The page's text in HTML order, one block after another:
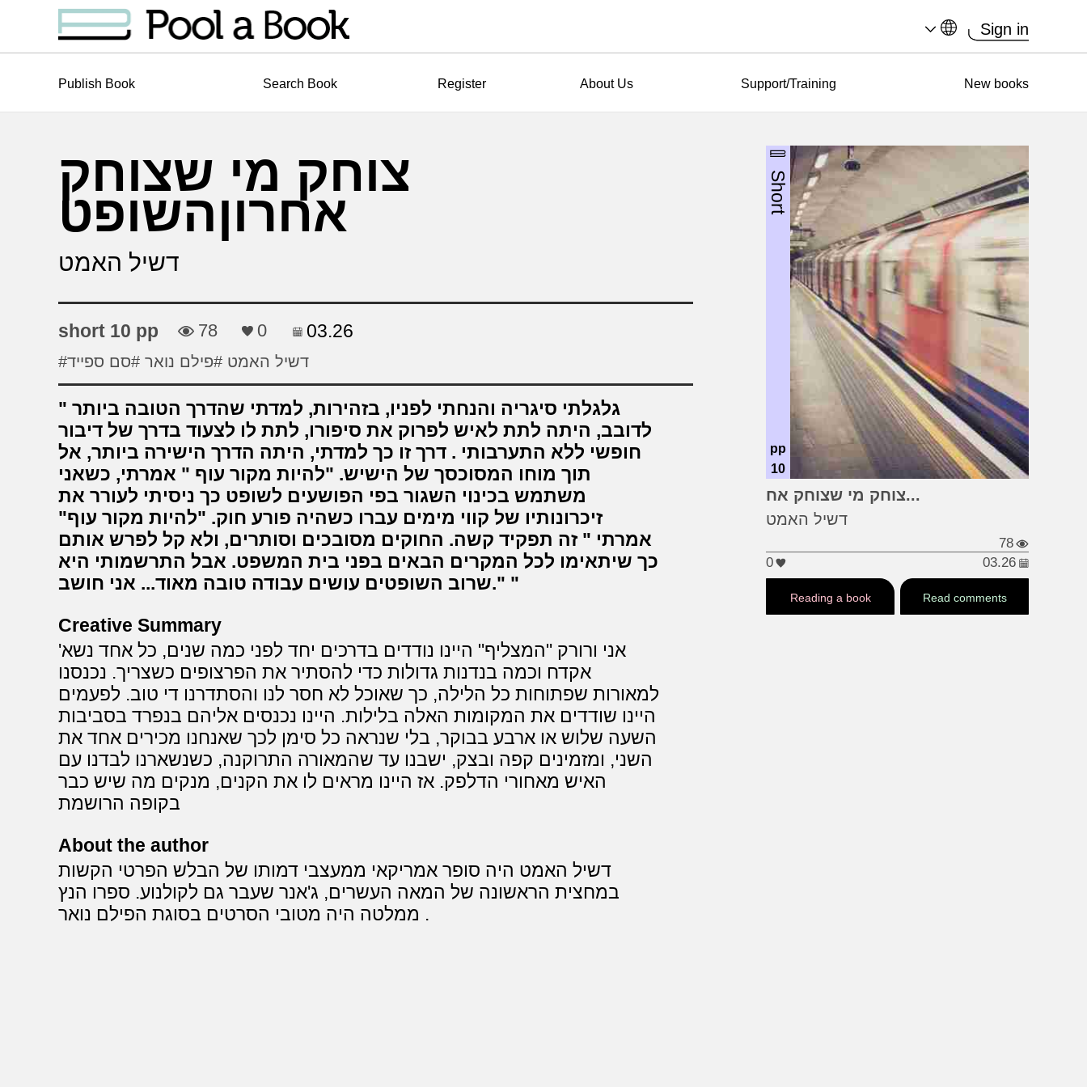
Sign in
Publish Book Search Book Register About Us Support/Training New books
צוחק מי שצוחק
אחרוןהשופט
דשיל האמט
short 10 pp 78 0 03.26
#דשיל האמט #פילם נואר #סם ספייד
לדובב, היתה לתת לאיש לפרוק את סיפורו, לתת לו לצעוד בדרך של דיבור
חופשי ללא התערבותי . דרך זו כך למדתי, היתה הדרך הישירה ביותר, אל
תוך מוחו המסוכסך של הישיש. "להיות מקור עוף " אמרתי, כשאני
משתמש בכינוי השגור בפי הפושעים לשופט כך ניסיתי לעורר את
זיכרונותיו של קווי מימים עברו כשהיה פורע חוק. "להיות מקור עוף"
אמרתי " זה תפקיד קשה. החוקים מסובכים וסותרים, ולא קל לפרש אותם
כך שיתאימו לכל המקרים הבאים בפני בית המשפט. אבל התרשמותי היא
שרוב השופטים עושים עבודה טובה מאוד... אני חושב."
Creative Summary
'אני ורורק "המצליף" היינו נודדים בדרכים יחד לפני כמה שנים, כל אחד נשא
אקדח וכמה בנדנות גדולות כדי להסתיר את הפרצופים כשצריך. נכנסנו
למאורות שפתוחות כל הלילה, כך שאוכל לא חסר לנו והסתדרנו די טוב. לפעמים
היינו שודדים את המקומות האלה בלילות. היינו נכנסים אליהם בנפרד בסביבות
השעה שלוש או ארבע בבוקר, בלי שנראה כל סימן לכך שאנחנו מכירים אחד את
השני, ומזמינים קפה ובצק, ישבנו עד שהמאורה התרוקנה, כשנשארנו לבדנו עם
האיש מאחורי הדלפק. אז היינו מראים לו את הקנים, מנקים מה שיש כבר
בקופה הרושמת
About the author
דשיל האמט היה סופר אמריקאי ממעצבי דמותו של הבלש הפרטי הקשות
במחצית הראשונה של המאה העשרים, ג'אנר שעבר גם לקולנוע. ספרו הנץ
ממלטה היה מטובי הסרטים בסוגת הפילם נואר .
Short
pp
10
#דשיל האמט
#פילם נואר
#סם ספייד
צוחק מי שצוחק אח...
דשיל האמט
78
03.26
0
Read comments
Reading a book